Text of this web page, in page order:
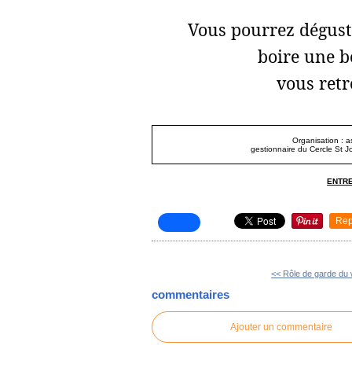
Vous pourrez
boire une
vous
Organisation :
gestionnaire du Cercle St
<< Rôle de garde du
commentaires
Ajouter un commentaire